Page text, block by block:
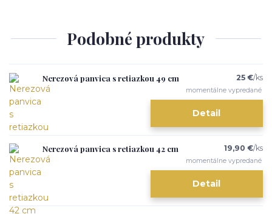
Podobné produkty
Nerezová panvica s retiazkou 49 cm 25 €/ks
momentálne vypredané
Detail
Nerezová panvica s retiazkou 42 cm 19,90 €/ks
momentálne vypredané
Detail